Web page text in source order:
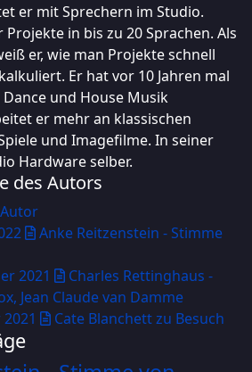
er mit Sprechern im Studio.
in bis zu 20 Sprachen. Als
er, wie man Projekte schnell
Er hat vor 10 Jahren mal
und House Musik
er mehr an klassischen
und Imagefilme. In seiner
Hardware selber.
des Autors
Anke Reitzenstein - Stimme
2021
Charles Rettinghaus -
Jean Claude van Damme
Cate Blanchett zu Besuch